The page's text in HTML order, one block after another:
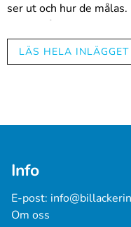
ser ut och hur de
igenom årets hetaste
dra nytta av dessa
professionell bilfärgare.
alternativ. Dessa färger
bilägare.
LÄS HELA INLÄGGET
Info
E-post:
Om oss